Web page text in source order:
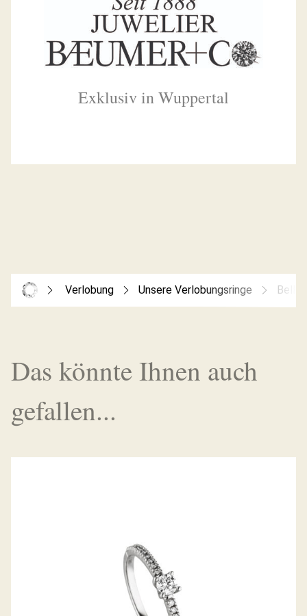
Exklusiv in Wuppertal
Verlobung Unsere Verlobungsringe Bella
Das könnte Ihnen auch
gefallen...